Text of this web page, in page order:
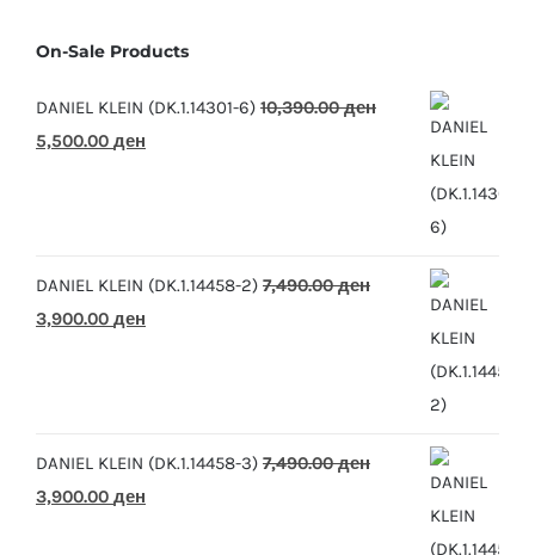
On-Sale Products
DANIEL KLEIN (DK.1.14301-6) 10,390.00ден
Original
5,500.00 ден
DANIEL KLEIN (DK.1.14458-2) 7,490.00ден
Original
3,900.00 ден
DANIEL KLEIN (DK.1.14458-3) 7,490.00ден
Original
3,900.00 ден